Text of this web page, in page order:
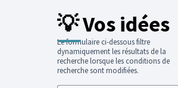
💡 Vos idées
Le formulaire ci-dessous filtre
dynamiquement les résultats de la
recherche lorsque les conditions de
recherche sont modifiées.